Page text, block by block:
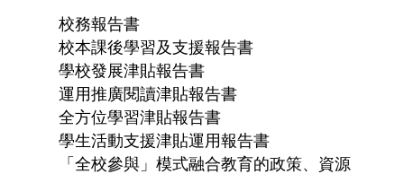
校務報告書
校本課後學習及支援報告書
學校發展津貼報告書
運用推廣閱讀津貼報告書
全方位學習津貼報告書
學生活動支援津貼運用報告書
「全校參與」模式融合教育的政策、資源